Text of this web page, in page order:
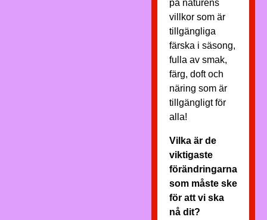
på naturens
villkor som är
tillgängliga
färska i säsong,
fulla av smak,
färg, doft och
näring som är
tillgängligt för
alla!
Vilka är de
viktigaste
förändringarna
som måste ske
för att vi ska
nå dit?